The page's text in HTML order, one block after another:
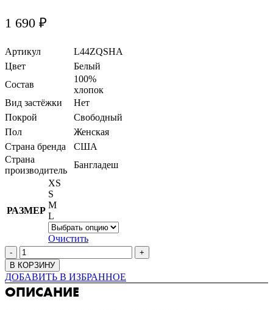
1 690 ₽
Артикул
L44ZQSHA
Цвет
Белый
Состав
100%
хлопок
Вид застёжки
Нет
Покрой
Свободный
Пол
Женская
Страна бренда
США
Страна
производитель
Бангладеш
РАЗМЕР
XS
S
M
L
Очистить
В КОРЗИНУ
ДОБАВИТЬ В ИЗБРАННОЕ
ОПИСАНИЕ